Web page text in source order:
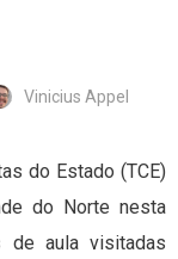
Vinicius Appel
do Estado (TCE)
do Norte nesta
de aula visitadas